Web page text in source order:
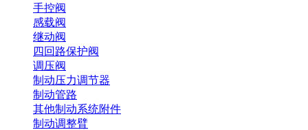
手控阀
感载阀
继动阀
四回路保护阀
调压阀
制动压力调节器
制动管路
其他制动系统附件
制动调整臂